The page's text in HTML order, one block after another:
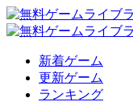
新着ゲーム
更新ゲーム
ランキング